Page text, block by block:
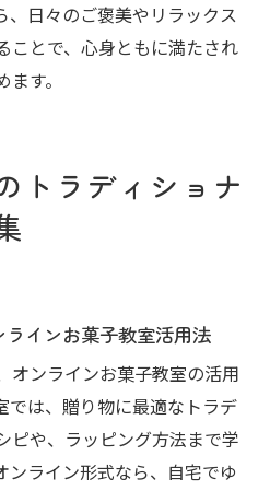
、日々のご褒美やリラックス
ことで、心身ともに満たされ
す。
トラディショナ
インお菓子教室活用法
オンラインお菓子教室の活用
では、贈り物に最適なトラデ
ピや、ラッピング方法まで学
ライン形式なら、自宅でゆ